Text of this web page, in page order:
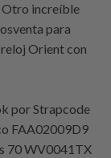
Otro increíble
para
Orient con
porStrapcode
FAA02009D9
70 WV0041TX